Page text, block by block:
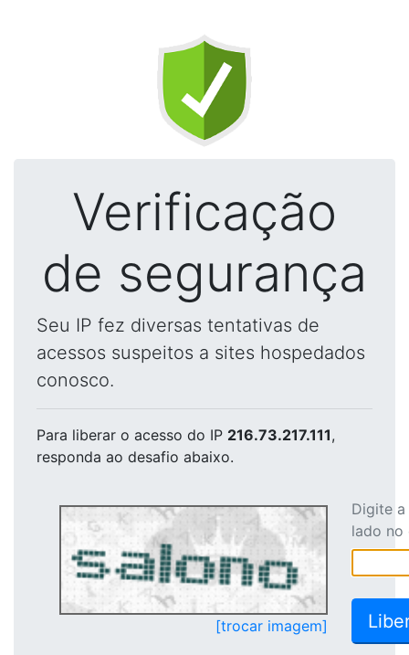
Verificação
de segurança
Seu IP fez diversas tentativas de
acessos suspeitos a sites hospedados
conosco.
Para liberar o acesso do IP 216.73.217.111,
responda ao desafio abaixo.
[trocar imagem]
Digite
lado no